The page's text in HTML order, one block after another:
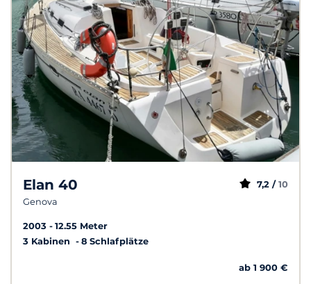
Elan 40
Genova
7,2 / 10
2003
12.55 Meter
3 Kabinen
8 Schlafplätze
ab 1 900 €